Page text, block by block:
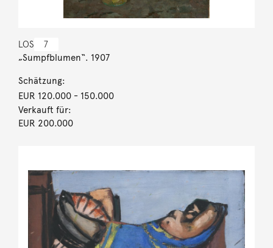
LOS 7
„Sumpfblumen“. 1907
Schätzung:
EUR 120.000- 150.000
Verkauft für:
EUR 200.000